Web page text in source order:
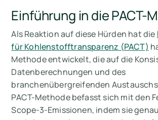
Einführung in die PACT-
Als Reaktion auf diese Hürden hat die
für Kohlenstofftransparenz (PACT)
Methode entwickelt, die auf die
Datenberechnungen und des
branchenübergreifenden
PACT-Methode befasst sich mit den
Scope-3-Emissionen, indem sie